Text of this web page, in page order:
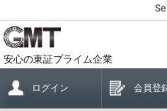
安心の東証プライム企業
ログイン 会員登